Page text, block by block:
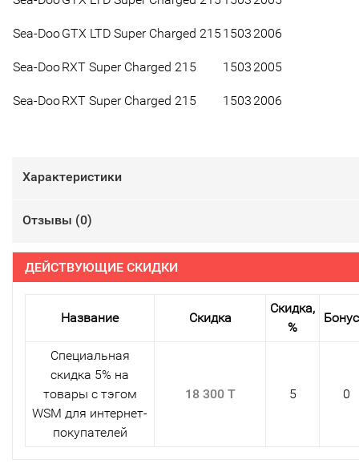
Sea-DooGTX LTD Super Charged 2151503 2006
Sea-DooRXT Super Charged 215 1503 2005
Sea-DooRXT Super Charged 215 1503 2006
Характеристики
Отзывы (0)
ДЕЙСТВУЮЩИЕ СКИДКИ
Название Скидка
Скидка,
%
Специальная
скидка 5% на
товары с тэгом
WSM для интернет-
покупателей
18 300 T 5 0